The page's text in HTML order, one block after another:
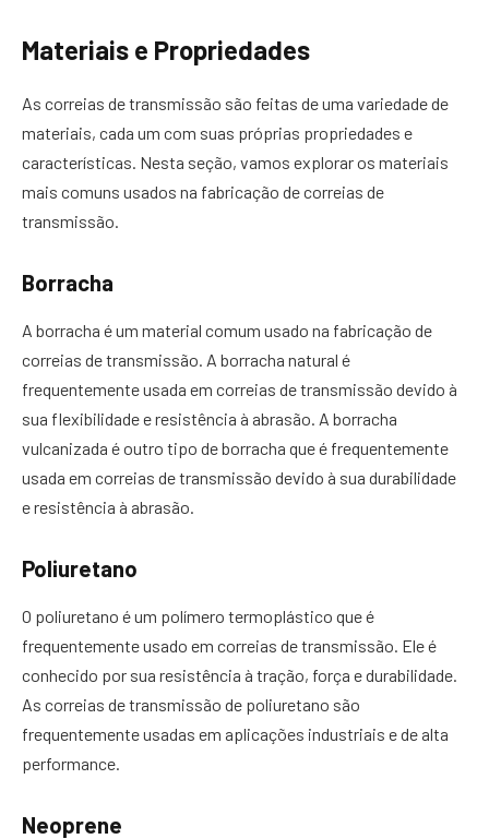
Materiais e Propriedades
As correias de transmissão são feitas de uma variedade de
materiais, cada um com suas próprias propriedades e
características. Nesta seção, vamos explorar os materiais
mais comuns usados na fabricação de correias de
transmissão.
Borracha
A borracha é um material comum usado na fabricação de
correias de transmissão. A borracha natural é
frequentemente usada em correias de transmissão devido à
sua flexibilidade e resistência à abrasão. A borracha
vulcanizada é outro tipo de borracha que é frequentemente
usada em correias de transmissão devido à sua durabilidade
e resistência à abrasão.
Poliuretano
O poliuretano é um polímero termoplástico que é
frequentemente usado em correias de transmissão. Ele é
conhecido por sua resistência à tração, força e durabilidade.
As correias de transmissão de poliuretano são
frequentemente usadas em aplicações industriais e de alta
performance.
Neoprene